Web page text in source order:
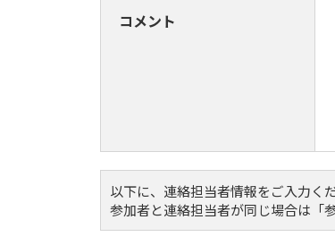
コメント
以下に、連絡担当者情報をご入力くだ
参加者と連絡担当者が同じ場合は「